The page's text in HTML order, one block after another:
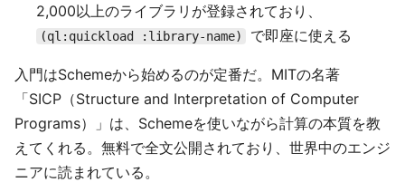
2,000以上のライブラリが登録されており、
(ql:quickload :library-name) で即座に使える
入門はSchemeから始めるのが定番だ。MITの名著
「SICP（Structure and Interpretation of Computer
Programs）」は、Schemeを使いながら計算の本質を教
えてくれる。無料で全文公開されており、世界中のエンジ
ニアに読まれている。